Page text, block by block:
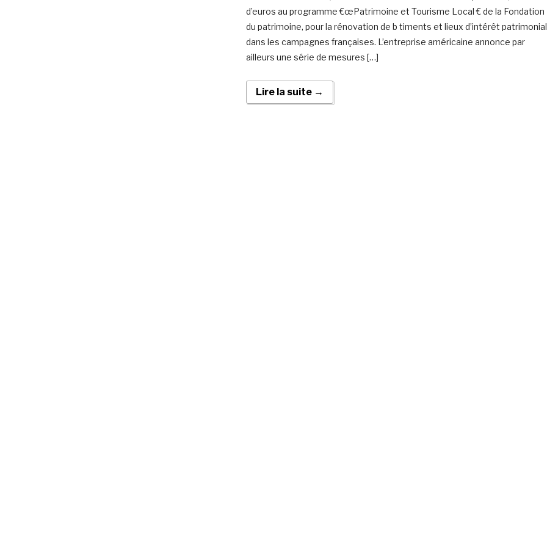
d’euros au programme €œPatrimoine et Tourisme Local € de la Fondation
du patrimoine, pour la rénovation de b timents et lieux d’intérêt patrimonial
dans les campagnes françaises. L’entreprise américaine annonce par
ailleurs une série de mesures […]
Lire la suite →